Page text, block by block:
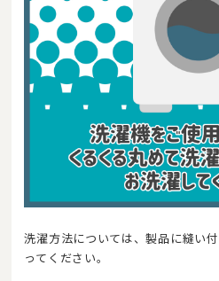
洗濯方法については、製品に縫い
ってください。